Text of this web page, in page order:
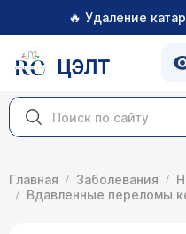
🔥 Удаление
ЦЭЛТ
Главная Заболевания
Вдавленные переломы